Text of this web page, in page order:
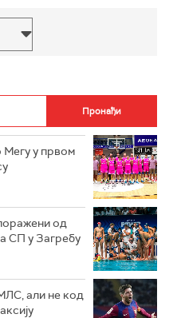
Мегу у првом
од
СП у Загребу
али не код